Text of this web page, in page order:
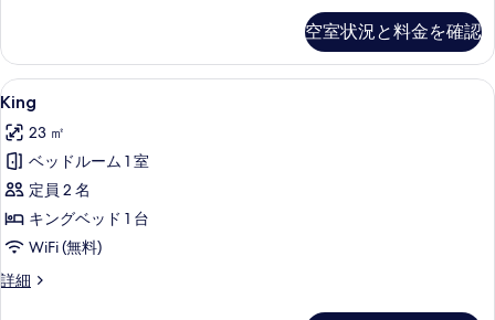
条
件
真
を
表
示
す
る
細
空室状況と料金を確認
King
の
す
べ
て
の
写
真
セーフティボックス (室内)、デスク
5
King
23 ㎡
ベッドルーム 1 室
定員 2 名
キングベッド 1 台
WiFi (無料)
詳細
King